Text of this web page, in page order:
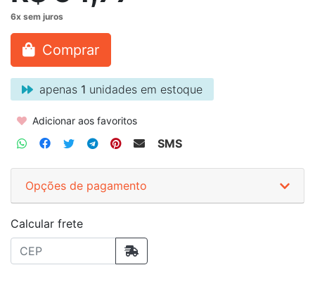
Comprar
apenas 1 unidades em estoque
Adicionar aos favoritos
SMS
Opções de pagamento
Calcular frete